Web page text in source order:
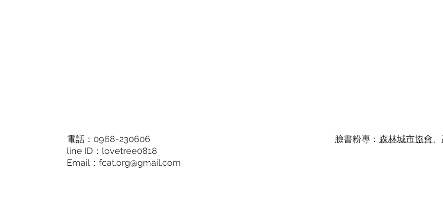
電話：0968-230606
line ID：lovetree0818
Email： fcat.org@gmail.com
臉書粉專： 森林城市協會、